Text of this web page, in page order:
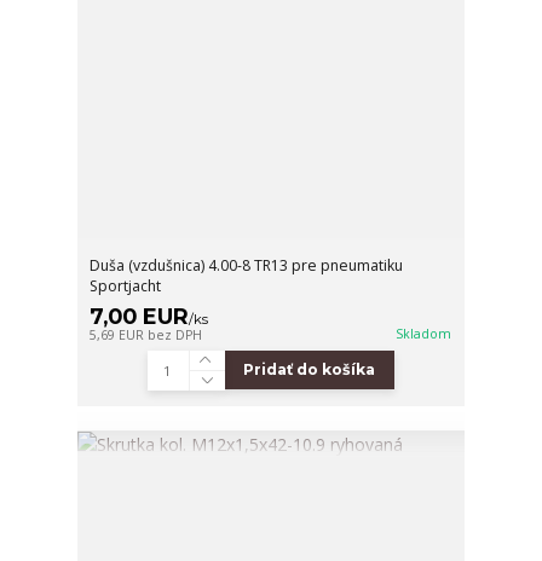
Duša (vzdušnica) 4.00-8 TR13 pre pneumatiku
Sportjacht
7,00 EUR/ks
5,69 EUR bez DPH Skladom
Pridať do košíka